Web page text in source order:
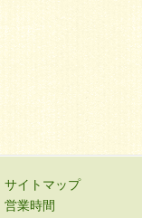
サイトマップ
営業時間